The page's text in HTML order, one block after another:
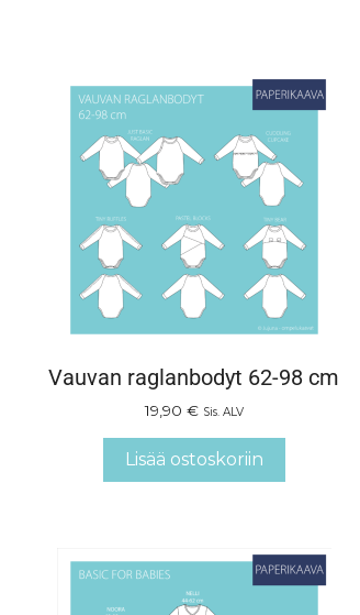
Vauvan raglanbodyt 62-98 cm
19,90 € Sis. ALV
Lisää ostoskoriin